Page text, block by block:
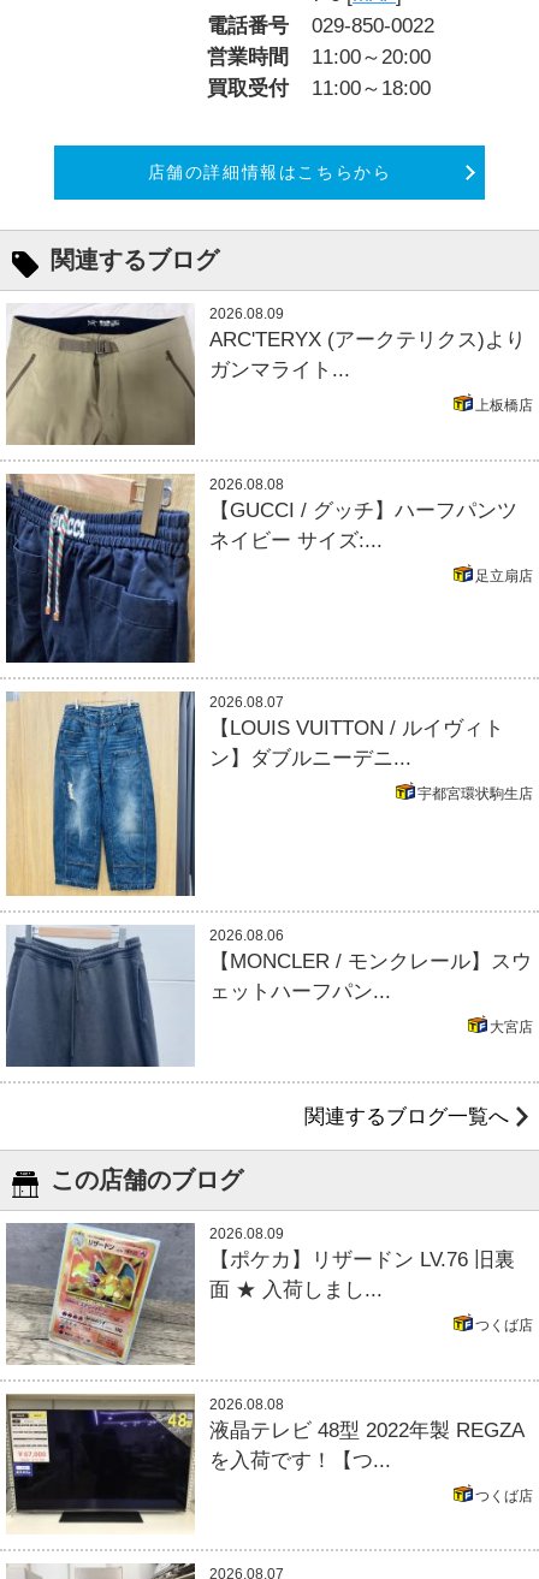
電話番号
029-850-0022
営業時間
11:00～20:00
買取受付
11:00～18:00
店舗の詳細情報はこちらから
関連するブログ
2026.08.09
ARC'TERYX (アークテリクス)より
ガンマライト...
上板橋店
2026.08.08
【GUCCI / グッチ】ハーフパンツ
ネイビー サイズ:...
足立扇店
2026.08.07
【LOUIS VUITTON / ルイヴィト
ン】ダブルニーデニ...
宇都宮環状駒生店
2026.08.06
【MONCLER / モンクレール】スウ
ェットハーフパン...
大宮店
関連するブログ一覧へ
この店舗のブログ
2026.08.09
【ポケカ】リザードン LV.76 旧裏
面 ★ 入荷しまし...
つくば店
2026.08.08
液晶テレビ 48型 2022年製 REGZA
を入荷です！【つ...
つくば店
2026.08.07